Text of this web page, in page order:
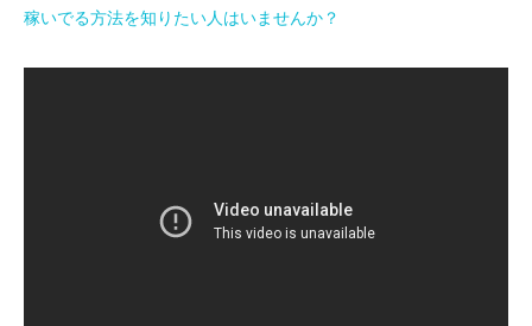
稼いでる方法を知りたい人はいませんか？